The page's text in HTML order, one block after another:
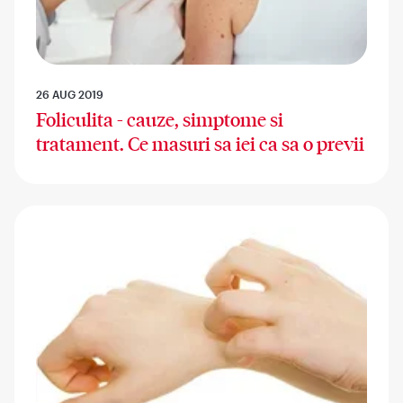
26 AUG 2019
Foliculita - cauze, simptome si
tratament. Ce masuri sa iei ca sa o previi